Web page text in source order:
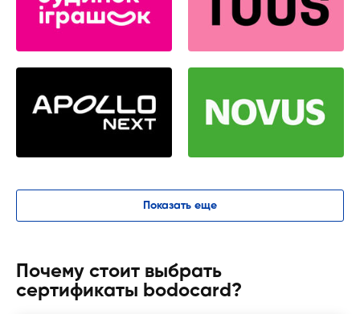
Показать еще
Почему стоит выбрать
сертификаты bodocard?